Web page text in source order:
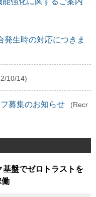
発生時の対応につきま
10/14)
募集のお知らせ
(Recr
盤でゼロトラストを